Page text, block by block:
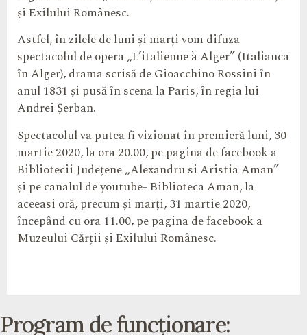
și Exilului Românesc.
Astfel, în zilele de luni și marți vom difuza
spectacolul de opera „L’italienne à Alger” (Italianca
în Alger), drama scrisă de Gioacchino Rossini în
anul 1831 și pusă în scena la Paris, în regia lui
Andrei Șerban.
Spectacolul va putea fi vizionat în premieră luni, 30
martie 2020, la ora 20.00, pe pagina de facebook a
Bibliotecii Județene „Alexandru si Aristia Aman”
și pe canalul de youtube- Biblioteca Aman, la
aceeasi oră, precum și marți, 31 martie 2020,
începând cu ora 11.00, pe pagina de facebook a
Muzeului Cărții și Exilului Românesc.
Program de funcționare: